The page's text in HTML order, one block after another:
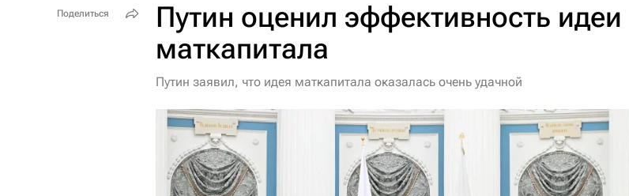
Путин оценил эффективность идеи
маткапитала
Путин заявил, что идея маткапитала оказалась очень удачной
Поделиться